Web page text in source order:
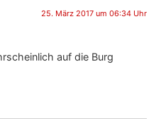
25. März 2017 um 06:34 Uhr
auf die Burg